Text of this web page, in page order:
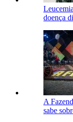
doença
A
sabe